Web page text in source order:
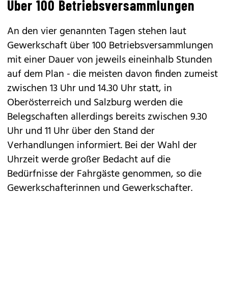
Über 100 Betriebsversammlungen
An den vier genannten Tagen stehen laut
Gewerkschaft über 100 Betriebsversammlungen
mit einer Dauer von jeweils eineinhalb Stunden
auf dem Plan - die meisten davon finden zumeist
zwischen 13 Uhr und 14.30 Uhr statt, in
Oberösterreich und Salzburg werden die
Belegschaften allerdings bereits zwischen 9.30
Uhr und 11 Uhr über den Stand der
Verhandlungen informiert. Bei der Wahl der
Uhrzeit werde großer Bedacht auf die
Bedürfnisse der Fahrgäste genommen, so die
Gewerkschafterinnen und Gewerkschafter.